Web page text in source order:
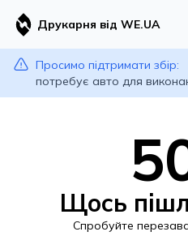
Друкарня від WE.UA
Просимо підтримати збір:
потребує авто для
Щось
Спробуйте